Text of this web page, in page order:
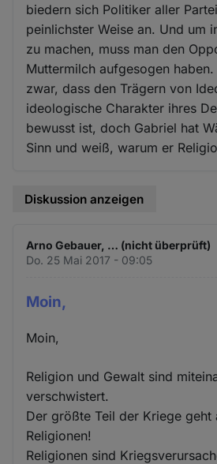
biedern sich Politiker aller
peinlichster Weise an. Und um
zu machen, muss man den
Muttermilch aufgesogen
zwar, dass den Trägern von
ideologische Charakter ihres
bewusst ist, doch Gabriel hat
Sinn und weiß, warum er
Diskussion anzeigen
Arno Gebauer, … (nicht überprüft)
Do. 25 Mai 2017 - 09:05
Moin,
Moin,
Religion und Gewalt sind
verschwistert.
Der größte Teil der Kriege geht
Religionen!
Religionen sind